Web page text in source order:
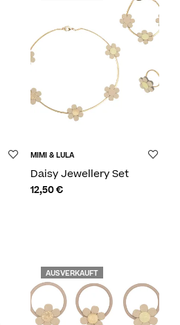
MIMI & LULA
Daisy Jewellery Set
12,50€
AUSVERKAUFT